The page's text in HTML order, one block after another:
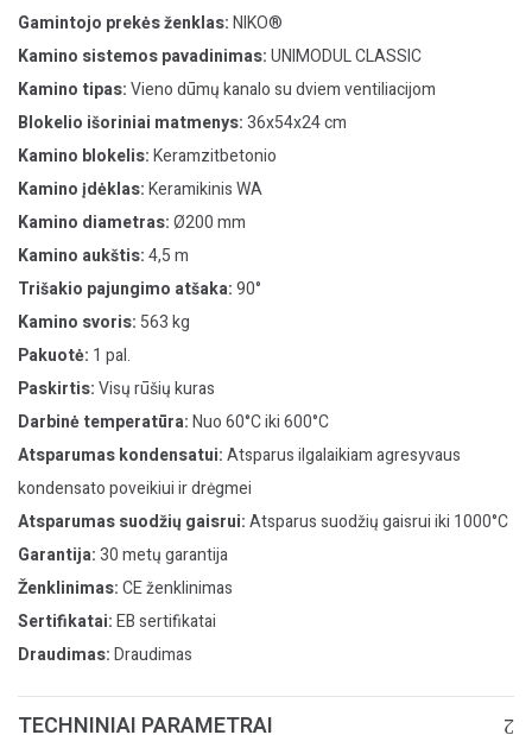
Gamintojo prekės ženklas:NIKO®
Kamino sistemos pavadinimas:UNIMODUL CLASSIC
Kamino tipas:Vieno dūmų kanalo su dviem ventiliacijom
Blokelio išoriniai matmenys:36x54x24 cm
Kamino blokelis:Keramzitbetonio
Kamino įdėklas:Keramikinis WA
Kamino diametras:Ø200 mm
Kamino aukštis:4,5 m
Trišakio pajungimo atšaka:90°
Kamino svoris: 563 kg
Pakuotė: 1 pal.
Paskirtis:Visų rūšių kuras
Darbinė temperatūra:Nuo 60°C iki 600°C
Atsparumas kondensatui:Atsparus ilgalaikiam agresyvaus
kondensato poveikiui ir drėgmei
Atsparumas suodžių gaisrui:Atsparus suodžių gaisrui iki 1000°C
Garantija:30 metų garantija
Ženklinimas:CE ženklinimas
Sertifikatai:EB sertifikatai
Draudimas:Draudimas
TECHNINIAI PARAMETRAI